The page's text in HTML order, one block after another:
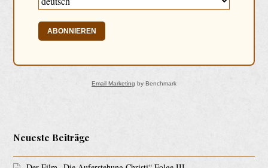
ABONNIEREN
Email Marketing by Benchmark
Neueste Beiträge